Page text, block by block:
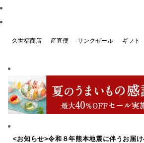
久世福商店 産直便 サンクゼール ギフト
<お知らせ>令和８年熊本地震に伴うお届